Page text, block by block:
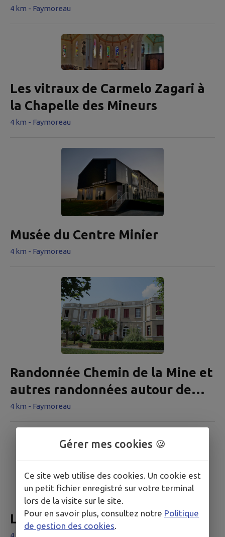
4 km - Faymoreau
Les vitraux de Carmelo Zagari à
la Chapelle des Mineurs
4 km - Faymoreau
Musée du Centre Minier
4 km - Faymoreau
Randonnée Chemin de la Mine et
autres randonnées autour de
Faymoreau
4 km - Faymoreau
Le Château de la Citardière
Gérer mes cookies 🍪
Ce site web utilise des cookies. Un cookie est
un petit fichier enregistré sur votre terminal
lors de la visite sur le site.
Pour en savoir plus, consultez notre Politique
de gestion des cookies